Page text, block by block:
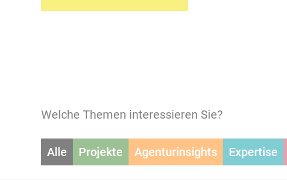
Welche Themen interessieren Sie?
Alle Projekte Agenturinsights Expertise